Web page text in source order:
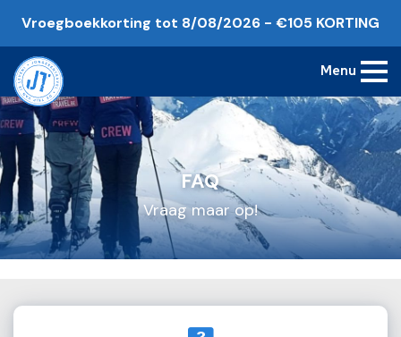
Vroegboekkorting tot 8/08/2026 - €105 KORTING
Menu
FAQ
Vraag maar op!